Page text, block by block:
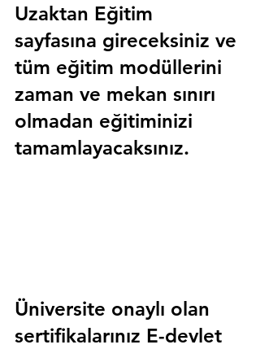
Uzaktan Eğitim
sayfasına gireceksiniz ve
tüm eğitim modüllerini
zaman ve mekan sınırı
olmadan eğitiminizi
tamamlayacaksınız.
Üniversite onaylı olan
sertifikalarınız E-devlet